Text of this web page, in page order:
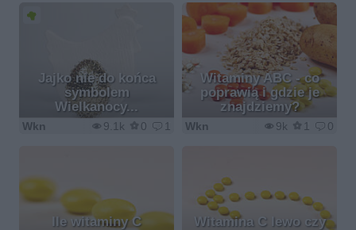
Jajko nie do końca
symbolem
Wielkanocy...
9.1k 0 1
Wkn
Witaminy ABC - co
poprawią i gdzie je
znajdziemy?
9k 1 0
Wkn
Ile witaminy C
Witamina C lewo czy